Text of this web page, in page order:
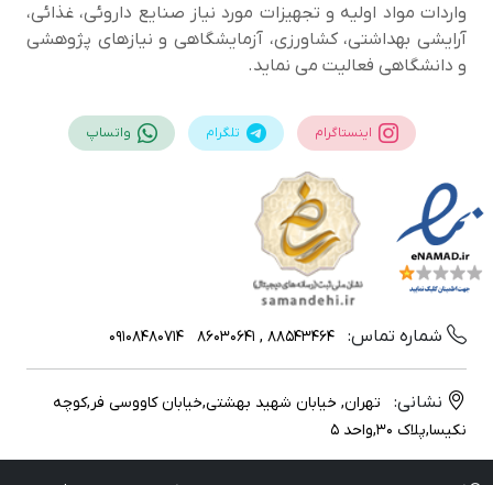
واردات مواد اولیه و تجهیزات مورد نیاز صنایع داروئی، غذائی،
آرایشی بهداشتی، کشاورزی، آزمایشگاهی و نیازهای پژوهشی
و دانشگاهی فعالیت می نماید.
اینستاگرام تلگرام واتساپ
شماره تماس: 88543464 , 86030641
09108480714
نشانی:
تهران, خیابان شهید بهشتی,خیابان کاووسی فر,کوچه
نکیسا,پلاک 30,واحد 5